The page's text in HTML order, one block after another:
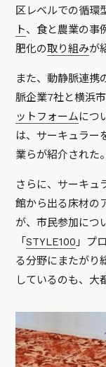
区レベルでの循環
ト、食と農業の事
肥化の取り組みが
また、動静脈連携
脈企業7社と横浜
ットフォームにつ
は、サーキュラー
業らが紹介された。
さらに、サーキュ
館から出る床材の
が、市民参加につ
「STYLE100 」プ
る分野にまたがり
しているのも、大